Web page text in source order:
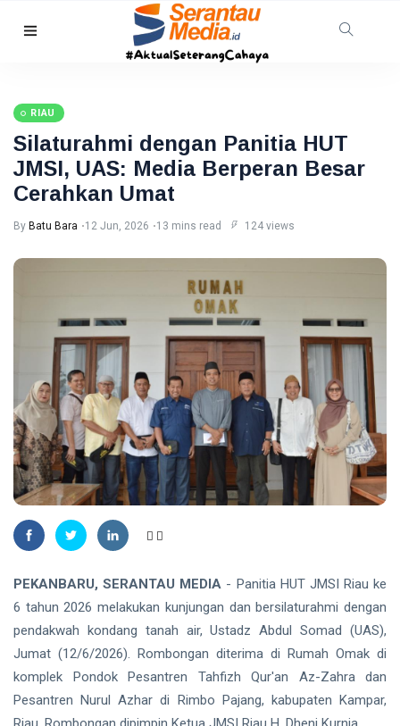
Gagalkan
Penyelundupan
1,3 Ton
Narkoba di
Perairan
Tanjung
Berakit
08 Aug,
2026
views
PEKANBARU
Pasar
Siapkan
Opsi Ambil
Alih
Aug,
Warga
Pelalawan
Diserang
Beruang
Madu,
BBKSDA
Riau
Pasang
Kandang
Jebak
08
Aug,
2026
41
views
HUKRIM
DPO
Kasus
Sabu
Ditangkap
di Hotel
Bathin
08
Aug,
33
views
Mahasiswa
Unilak
Raih Juara
Harapan I
Nasional
Kategori
Disabilitas
08
2026
39
HUKRIM
Mantan
RIAU
Silaturahmi dengan Panitia HUT
JMSI, UAS: Media Berperan Besar
Cerahkan Umat
By Batu Bara 12 Jun, 2026 13 mins read 124 views
PEKANBARU, SERANTAU MEDIA - Panitia HUT JMSI Riau ke
6 tahun 2026 melakukan kunjungan dan bersilaturahmi dengan
pendakwah kondang tanah air, Ustadz Abdul Somad (UAS),
Jumat (12/6/2026). Rombongan diterima di Rumah Omak di
komplek Pondok Pesantren Tahfizh Qur'an Az-Zahra dan
Pesantren Nurul Azhar di Rimbo Pajang, kabupaten Kampar,